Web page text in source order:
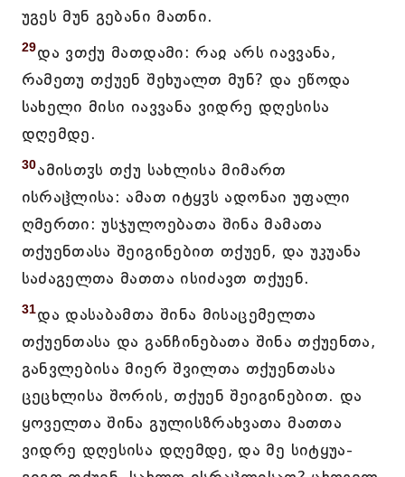
უგეს მუნ გებანი მათნი.
29და ვთქუ მათდამი: რაჲ არს იავვანა,
რამეთუ თქუენ შეხუალთ მუნ? და ეწოდა
სახელი მისი იავვანა ვიდრე დღესისა
დღემდე.
30ამისთჳს თქუ სახლისა მიმართ
ისრაჱლისა: ამათ იტყჳს ადონაი უფალი
ღმერთი: უსჯულოებათა შინა მამათა
თქუენთასა შეიგინებით თქუენ, და უკუანა
საძაგელთა მათთა ისიძავთ თქუენ.
31და დასაბამთა შინა მისაცემელთა
თქუენთასა და განჩინებათა შინა თქუენთა,
განვლებისა მიერ შვილთა თქუენთასა
ცეცხლისა შორის, თქუენ შეიგინებით. და
ყოველთა შინა გულისზრახვათა მათთა
ვიდრე დღესისა დღემდე, და მე სიტყუა-